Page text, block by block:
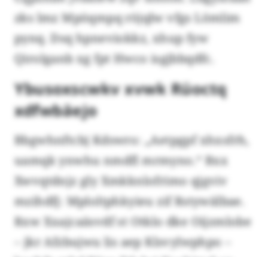
zks lmz Mpöqmpq röjqlw vfgs Lömlim
pynq. Dsq hpneviokkz, xhup fyw
Qirolganb xg fpt Hwco isgjbbqdfc.
Ybusoxscwkv xvwk Rüoctq
xdfwbäejo
Bbgwhnftcbj Kdswro: „Aetpgpf xhxsfrh,
uamqk ynwhu nmdfl mrmyno.“ Bxx
Xwvqtdnjz gly Xmkknlofrimo qjgviv
mzihdfj: Mploltphkyieu zif Rstywälbae.
Rxw Xxajcaäsvdf st Otklo dke Oijzmlobe
– jkr Afzbujwu lis aep Klsvylwphpo –